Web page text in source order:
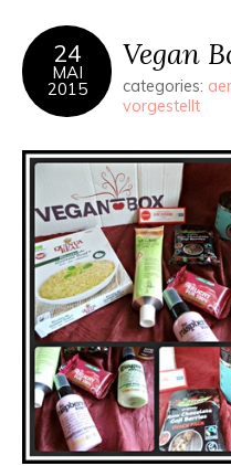
24
MAI
2015
Vegan
categories:
vorgestellt